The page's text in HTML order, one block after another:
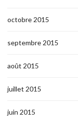
octobre 2015
septembre 2015
août 2015
juillet 2015
juin 2015